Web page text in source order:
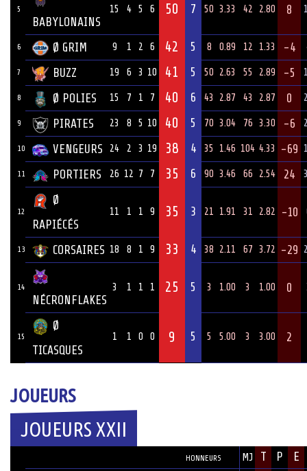
5
BABYLONAINS
15 4 5 6 50 7 50 3.33 42 2.80 8
6 Ø GRIM 9 1 2 6 42 5 8 0.89 12 1.33 -4
7 BUZZ 19 6 3 10 41 5 50 2.63 55 2.89 -5
8 Ø POLIES 15 7 1 7 40 6 43 2.87 43 2.87 0
9 PIRATES 23 8 5 10 40 5 70 3.04 76 3.30 -6
10 VENGEURS 24 2 3 19 38 4 35 1.46 104 4.33 -69
11 PORTIERS 26 12 7 7 35 6 90 3.46 66 2.54 24
12
Ø
RAPIÉCÉS
11 1 1 9 35 3 21 1.91 31 2.82 -10
13 CORSAIRES 18 8 1 9 33 4 38 2.11 67 3.72 -29
14
NÉCRONFLAKES
3 1 1 1 25 5 3 1.00 3 1.00 0
15
Ø
TICASQUES
1 1 0 0 9 5 5 5.00 3 3.00 2
JOUEURS
JOUEURS XXII
HONNEURS MJ T P E